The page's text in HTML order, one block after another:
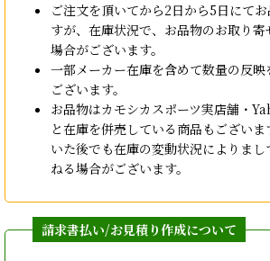
ご注文を頂いてから2日から5日にて
すが、在庫状況で、お品物のお取り寄
場合がございます。
一部メーカー在庫を含めて数量の反
ございます。
お品物はカモシカスポーツ実店舗・
と在庫を併売している商品もござい
いた後でも在庫の変動状況によりま
ねる場合がございます。